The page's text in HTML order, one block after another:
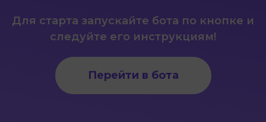
Для старта запускайте бота по кнопке и
следуйте его инструкциям!
Перейти в бота